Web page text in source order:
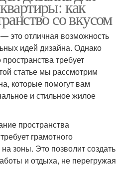
как
со вкусом
это отличная возможность
идей дизайна. Однако
требует
статье мы рассмотрим
которые помогут вам
и стильное жилое
пространства
грамотного
зоны. Это позволит создать
и отдыха, не перегружая